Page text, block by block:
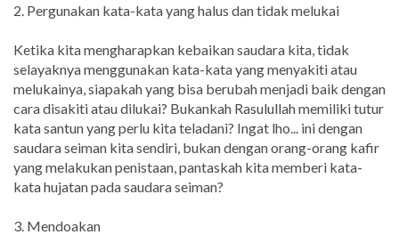
2. Pergunakan kata-kata yang halus dan tidak melukai
Ketika kita mengharapkan kebaikan saudara kita, tidak
selayaknya menggunakan kata-kata yang menyakiti atau
melukainya, siapakah yang bisa berubah menjadi baik dengan
cara disakiti atau dilukai? Bukankah Rasulullah memiliki tutur
kata santun yang perlu kita teladani? Ingat lho... ini dengan
saudara seiman kita sendiri, bukan dengan orang-orang kafir
yang melakukan penistaan, pantaskah kita memberi kata-
kata hujatan pada saudara seiman?
3. Mendoakan